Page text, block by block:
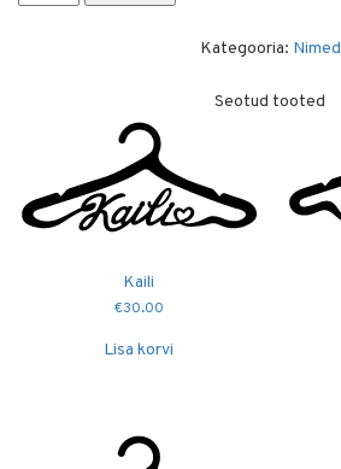
kogus
Kategooria: Nimed
Seotud tooted
Kaili
€30.00
Lisa korvi